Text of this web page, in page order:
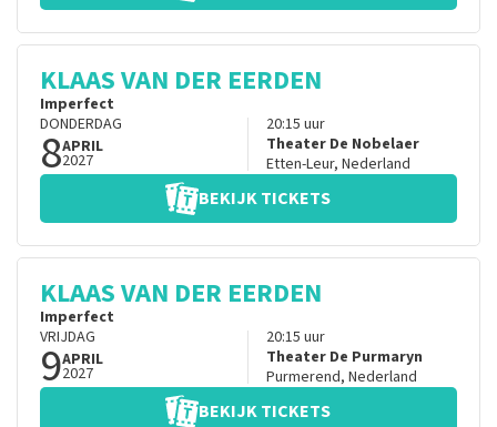
KLAAS VAN DER EERDEN
Imperfect
DONDERDAG
8APRIL
2027
20:15 uur
Theater De Nobelaer
Etten-Leur, Nederland
BEKIJK TICKETS
KLAAS VAN DER EERDEN
Imperfect
VRIJDAG
9APRIL
2027
20:15 uur
Theater De Purmaryn
Purmerend, Nederland
BEKIJK TICKETS